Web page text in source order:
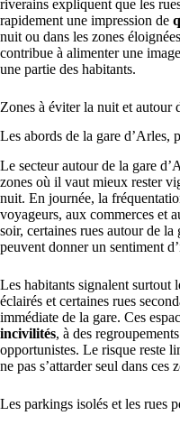
riverains expliquent que les
rapidement une impression de
nuit ou dans les zones
contribue à alimenter une
une partie des habitants.
Zones à éviter la nuit et autour
Les abords de la gare d’Arles,
Le secteur autour de la gare
zones où il vaut mieux rester
nuit. En journée, la
voyageurs, aux commerces et
soir, certaines rues autour de
peuvent donner un sentiment
Les habitants signalent surtout
éclairés et certaines rues
immédiate de la gare. Ces
incivilités, à des
opportunistes. Le risque reste
ne pas s’attarder seul dans ces
Les parkings isolés et les rues